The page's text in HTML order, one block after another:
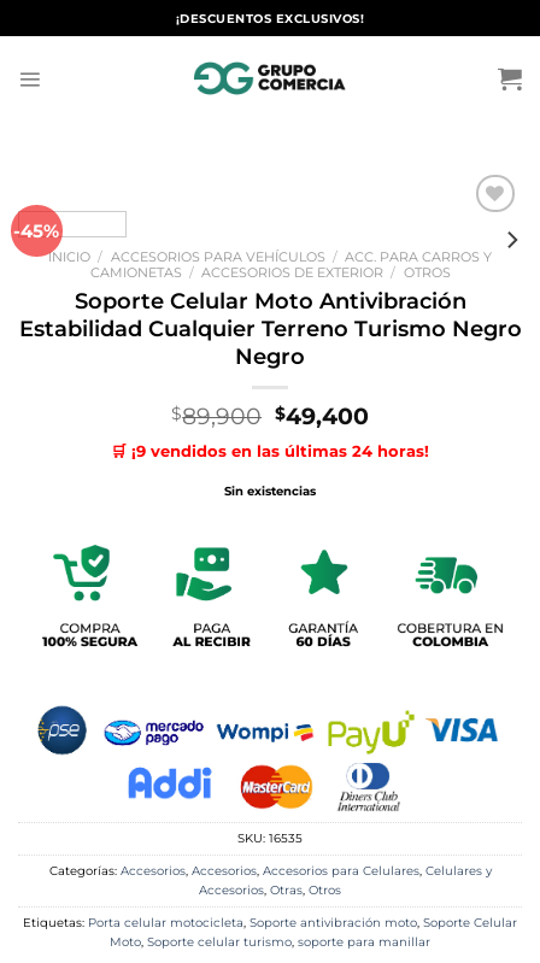
al
¡DESCUENTOS EXCLUSIVOS!
-45%
Añadir
lista de
INICIO / ACCESORIOS PARA VEHÍCULOS / ACC. PARA CARROS Y
CAMIONETAS / ACCESORIOS DE EXTERIOR / OTROS
Soporte Celular Moto Antivibración
Estabilidad Cualquier Terreno Turismo Negro
Negro
$89,900 El
precio
original
era:
$49,400El
precio
actual
🛒 ¡9 vendidos en las últimas 24 horas!
Sin existencias
SKU: 16535
Categorías: Accesorios, Accesorios, Accesorios para Celulares, Celulares y
Accesorios, Otras, Otros
Etiquetas: Porta celular motocicleta, Soporte antivibración moto, Soporte Celular
Moto, Soporte celular turismo, soporte para manillar